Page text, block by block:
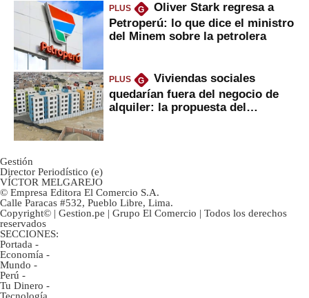
PLUS G
Oliver Stark regresa a
Petroperú: lo que dice el ministro
del Minem sobre la petrolera
PLUS G
Viviendas sociales
quedarían fuera del negocio de
alquiler: la propuesta del
Gestión
Director Periodístico (e)
VÍCTOR MELGAREJO
© Empresa Editora El Comercio S.A.
Calle Paracas #532, Pueblo Libre, Lima.
Copyright© | Gestion.pe | Grupo El Comercio | Todos los derechos
reservados
SECCIONES:
Portada -
Economía -
Mundo -
Perú -
Tu Dinero -
Tecnología